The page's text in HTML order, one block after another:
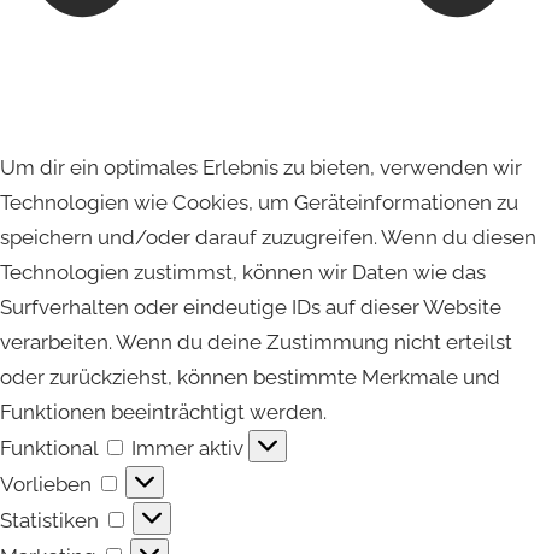
Um dir ein optimales Erlebnis zu bieten, verwenden wir
Technologien wie Cookies, um Geräteinformationen zu
speichern und/oder darauf zuzugreifen. Wenn du diesen
Technologien zustimmst, können wir Daten wie das
Surfverhalten oder eindeutige IDs auf dieser Website
verarbeiten. Wenn du deine Zustimmung nicht erteilst
oder zurückziehst, können bestimmte Merkmale und
Funktionen beeinträchtigt werden.
Funktional
Funktional
Immer aktiv
Vorlieben
Vorlieben
Statistiken
Statistiken